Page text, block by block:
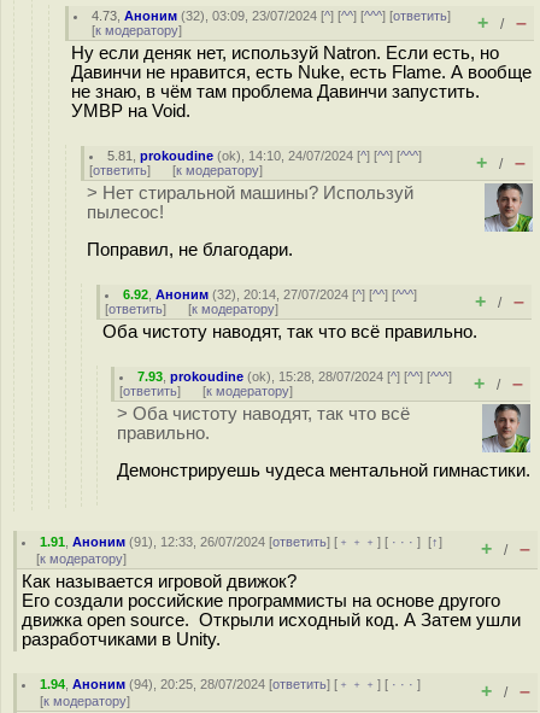
4.73 ,Аноним (32), 03:09, 23/07/2024 [^] [^^] [^^^] [ответить]
[к модератору] + / –
Ну если деняк нет, используй Natron. Если есть, но
Давинчи не нравится, есть Nuke, есть Flame. А вообще
не знаю, в чём там проблема Давинчи запустить.
УМВР на Void.
5.81 ,prokoudine (ok), 14:10, 24/07/2024 [^] [^^] [^^^]
[ответить] [к модератору] + / –
> Нет стиральной машины? Используй
пылесос!
Поправил, не благодари.
6.92 ,Аноним (32), 20:14, 27/07/2024 [^] [^^] [^^^]
[ответить] [к модератору] + / –
Оба чистоту наводят, так что всё правильно.
7.93 ,prokoudine (ok), 15:28, 28/07/2024 [^] [^^] [^^^]
[ответить] [к модератору] + / –
> Оба чистоту наводят, так что всё
правильно.
Демонстрируешь чудеса ментальной гимнастики.
1.91 ,Аноним (91), 12:33, 26/07/2024 [ответить] [ ﹢﹢﹢] [ · · ·][↑]
[к модератору] + / –
Как называется игровой движок?
Его создали российские программисты на основе другого
движка open source. Открыли исходный код. А Затем ушли
разработчиками в Unity.
1.94 ,Аноним (94), 20:25, 28/07/2024 [ответить] [ ﹢﹢﹢] [ · · ·]
[к модератору] + / –